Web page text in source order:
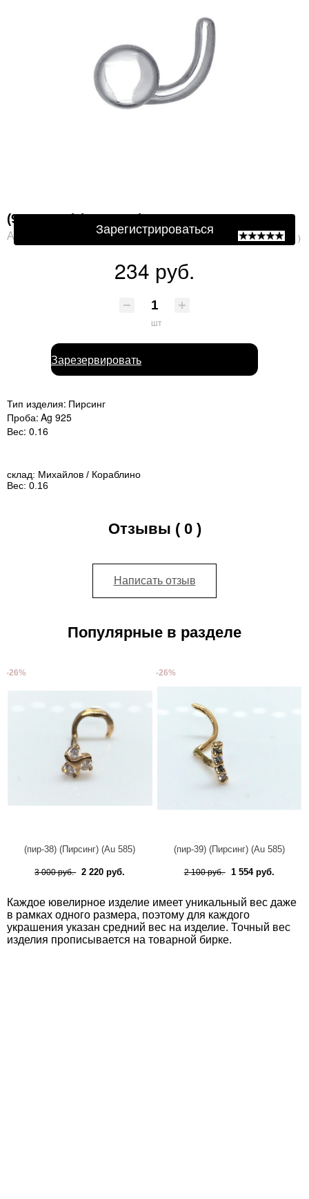
(94060021) (Пирсинг) Ag 925
Артикул: 94060021 ( 0 )
234 руб.
шт
Зарезервировать
Тип изделия: Пирсинг
Проба: Ag 925
Вес: 0.16
склад: Михайлов / Кораблино
Вес: 0.16
Отзывы ( 0 )
Написать отзыв
Популярные в разделе
-26%
(пир-38) (Пирсинг) (Au 585)
3 000 руб. 2 220 руб.
-26%
(пир-39) (Пирсинг) (Au 585)
2 100 руб. 1 554 руб.
Каждое ювелирное изделие имеет уникальный вес даже
в рамках одного размера, поэтому для каждого
украшения указан средний вес на изделие. Точный вес
изделия прописывается на товарной бирке.
Зарегистрироваться